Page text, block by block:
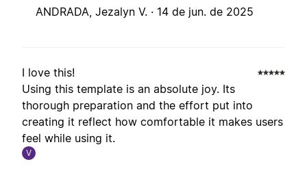
ANDRADA, Jezalyn V. · 14 de jun. de 2025
I love this!
Using this template is an absolute joy. Its
thorough preparation and the effort put into
creating it reflect how comfortable it makes users
feel while using it.
V